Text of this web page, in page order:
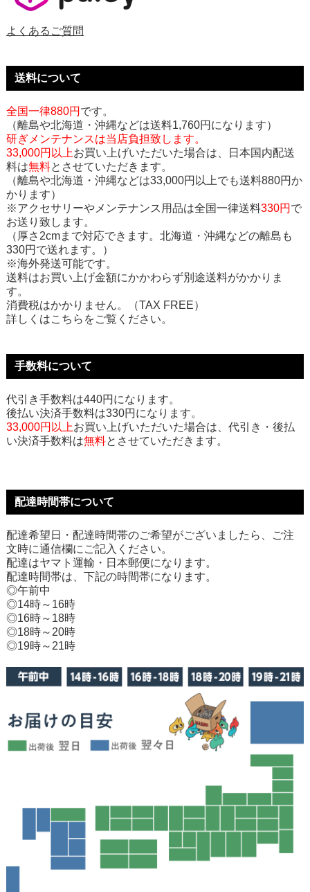
よくあるご質問
送料について
全国一律880円 です。
（離島や北海道・沖縄などは送料1,760円になります）
研ぎメンテナンスは当店負担致します。
33,000円以上お買い上げいただいた場合は、日本国内配送
料は無料とさせていただきます。
（離島や北海道・沖縄などは33,000円以上でも送料880円か
かります）
※アクセサリーやメンテナンス用品は全国一律送料330円 で
お送り致します。
（厚さ2cmまで対応できます。北海道・沖縄などの離島も
330円で送れます。）
※海外発送可能です。
送料はお買い上げ金額にかかわらず別途送料がかかりま
す。
消費税はかかりません。（TAX FREE）
詳しくはこちらをご覧ください。
手数料について
代引き手数料は440円になります。
後払い決済手数料は330円になります。
33,000円以上お買い上げいただいた場合は、代引き・後払
い決済手数料は無料とさせていただきます。
配達時間帯について
配達希望日・配達時間帯のご希望がございましたら、ご注
文時に通信欄にご記入ください。
配達はヤマト運輸・日本郵便になります。
配達時間帯は、下記の時間帯になります。
◎午前中
◎14時～16時
◎16時～18時
◎18時～20時
◎19時～21時